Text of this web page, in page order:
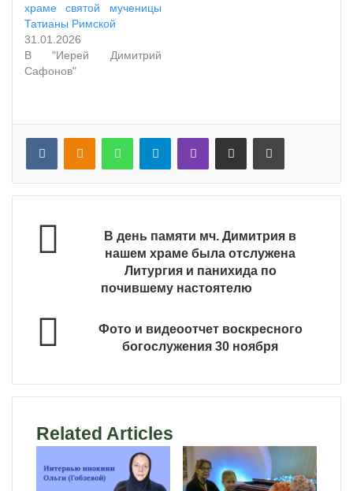
храме святой мученицы
Татианы Римской
31.01.2026
В "Иерей Димитрий
Сафонов"
VKontakteOdnoklassniki
WhatsAppTelegramViber Поделиться по почте Распечатать
В день памяти мч. Димитрия в
нашем храме была отслужена
Литургия и панихида по
почившему настоятелю
Фото и видеоотчет воскресного
богослужения 30 ноября
Related Articles